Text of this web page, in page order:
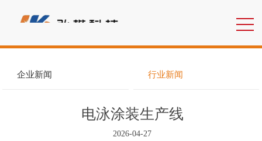
企业新闻 行业新闻
电泳涂装生产线
2026-04-27